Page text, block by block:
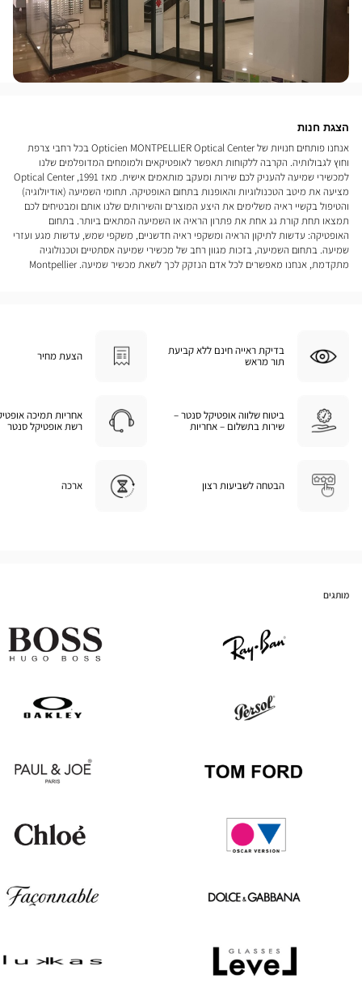
הצגת חנות
אנחנו פותחים חנויות של Opticien MONTPELLIER Optical Center בכל רחבי צרפת
וחוץ לגבולותיה. הקרבה ללקוחות תאפשר לאופטיקאים ולמומחים המדופלמים שלנו
למכשירי שמיעה להעניק לכם שירות ומעקב מותאמים אישית. מאז 1991, Optical Center
מציעה את מיטב הטכנולוגיות והאופנות בתחום האופטיקה. תחומי השמיעה (אודיולוגיה)
והטיפול בקשיי ראיה משלימים את היצע המוצרים והשירותים שלנו אותם ומבטיחים לכם
תמצאו תחת קורת גג אחת את פתרון הראיה או השמיעה המתאים ביותר. בתחום
האופטיקה: עדשות לתיקון הראיה ומשקפי ראיה חדשניים, משקפי שמש, עדשות מגע ועזרי
שמיעה. בתחום השמיעה, בזכות מגוון רחב של מכשירי שמיעה אסתטיים וטכנולוגיה
מתקדמת, אנחנו מאפשרים לכל אדם הנזקק לכך לשאת מכשיר שמיעה. Montpellier
בדיקת ראייה חינם ללא קביעת
תור מראש
הצעת מחיר
ביטוח שלווה אופטיקל סנטר –
שירות בתשלום – אחריות
אחריות תמיכה
רשת אופטיקל סנטר
הבטחה לשביעות רצון ארכה
מותגים